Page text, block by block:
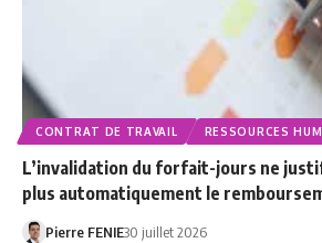
CONTRAT DE TRAVAIL RESSOURCES
L’invalidation du forfait-jours ne
plus automatiquement le
Pierre FENIE30 juillet 2026